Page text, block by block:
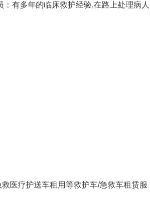
有多年的临床救护经验,在路上处理病人
医疗护送车租用等救护车/急救车租赁服